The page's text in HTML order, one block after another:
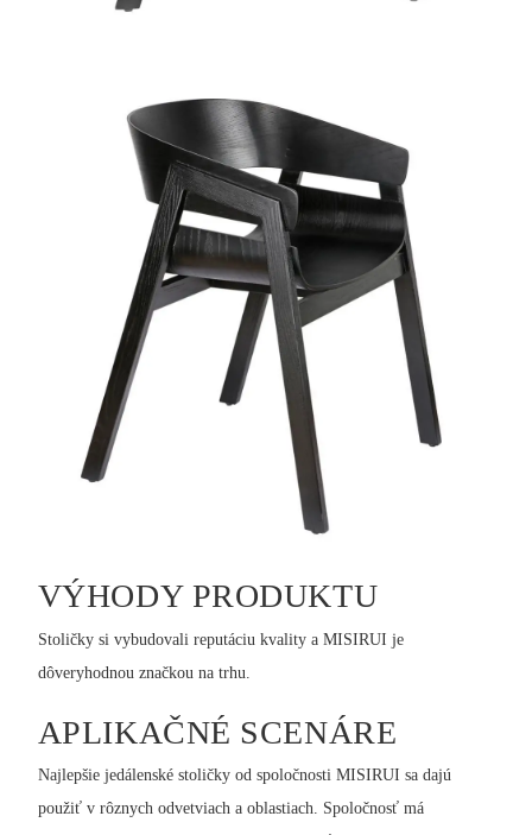
VÝHODY PRODUKTU
Stoličky si vybudovali reputáciu kvality a MISIRUI je
dôveryhodnou značkou na trhu.
APLIKAČNÉ SCENÁRE
Najlepšie jedálenské stoličky od spoločnosti MISIRUI sa dajú
použiť v rôznych odvetviach a oblastiach. Spoločnosť má